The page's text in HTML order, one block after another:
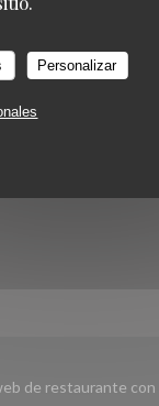
Personalizar
UNA MESA
de restaurante con